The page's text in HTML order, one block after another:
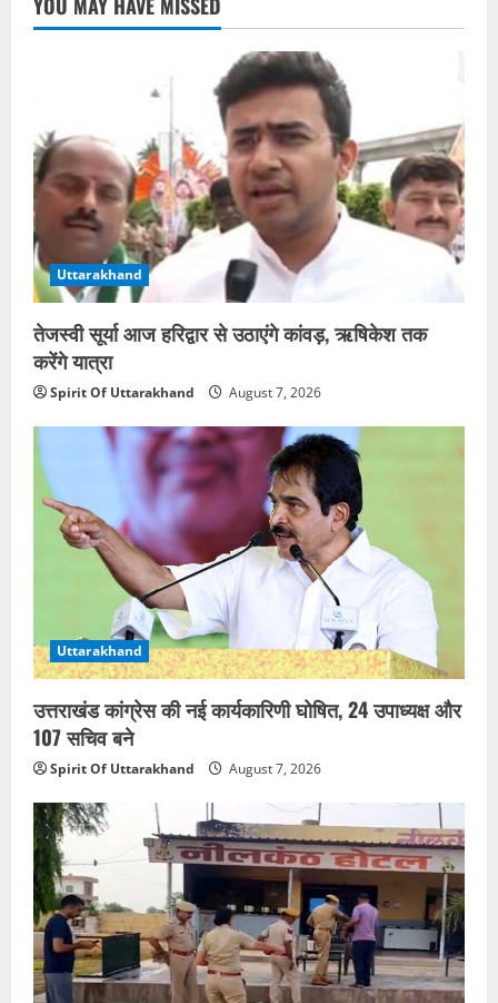
Uttarakhand
तेजस्वी सूर्या आज हरिद्वार से उठाएंगे कांवड़, ऋषिकेश तक
करेंगे यात्रा
Spirit Of Uttarakhand August 7, 2026
Uttarakhand
उत्तराखंड कांग्रेस की नई कार्यकारिणी घोषित, 24 उपाध्यक्ष और
107 सचिव बने
Spirit Of Uttarakhand August 7, 2026